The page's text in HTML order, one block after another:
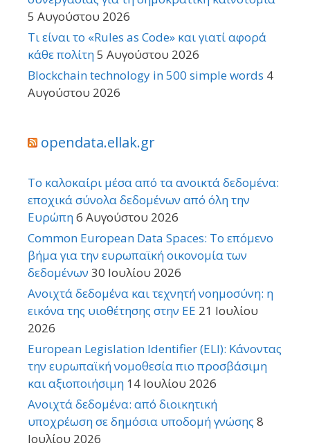
5 Αυγούστου 2026
Τι είναι το «Rules as Code» και γιατί αφορά
κάθε πολίτη5 Αυγούστου 2026
Blockchain technology in 500 simple words 4
Αυγούστου 2026
opendata.ellak.gr
Το καλοκαίρι μέσα από τα ανοικτά δεδομένα:
εποχικά σύνολα δεδομένων από όλη την
Ευρώπη6 Αυγούστου 2026
Common European Data Spaces: Το επόμενο
βήμα για την ευρωπαϊκή οικονομία των
δεδομένων 30 Ιουλίου 2026
Ανοιχτά δεδομένα και τεχνητή νοημοσύνη: η
εικόνα της υιοθέτησης στην ΕΕ 21 Ιουλίου
2026
European Legislation Identifier (ELI): Κάνοντας
την ευρωπαϊκή νομοθεσία πιο προσβάσιμη
και αξιοποιήσιμη 14 Ιουλίου 2026
Ανοιχτά δεδομένα: από διοικητική
υποχρέωση σε δημόσια υποδομή γνώσης 8
Ιουλίου 2026